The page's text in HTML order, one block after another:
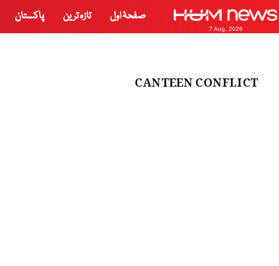
7 Aug, 2026
صفحۂ اول تازہ ترین پاکستان
CANTEEN CONFLICT